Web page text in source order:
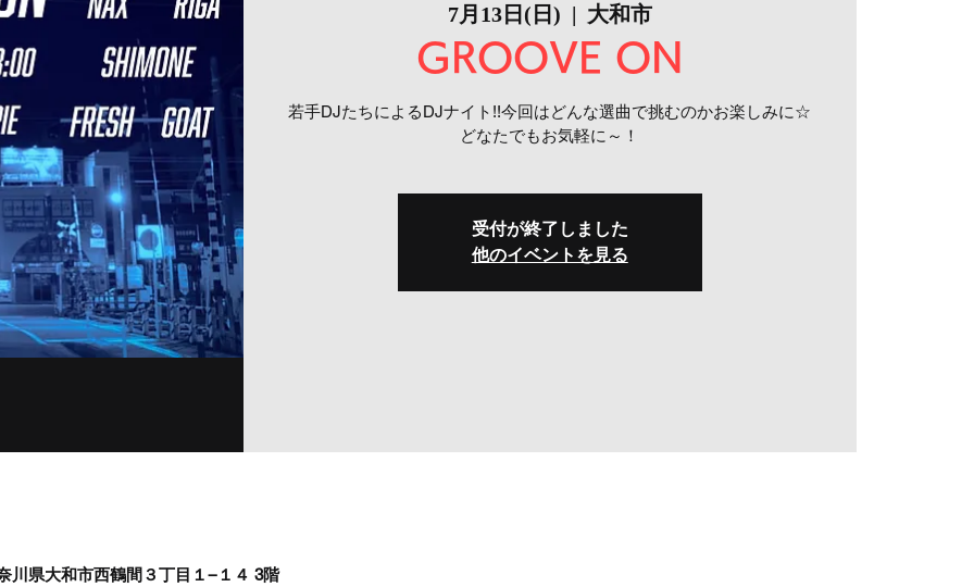
7月13日(日)
  |
大和市
GROOVE ON
若手DJたちによるDJナイト!!今回はどんな選曲で挑むのかお楽しみに☆
どなたでもお気軽に～！
受付が終了しました
他のイベントを見る
川県大和市西鶴間３丁目１−１４ 3階